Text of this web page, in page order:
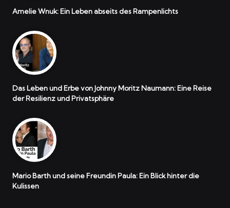
Amelie Wnuk: Ein Leben abseits des Rampenlichts
Das Leben und Erbe von Johnny Moritz Naumann: Eine Reise
der Resilienz und Privatsphäre
Mario Barth und seine Freundin Paula: Ein Blick hinter die
Kulissen